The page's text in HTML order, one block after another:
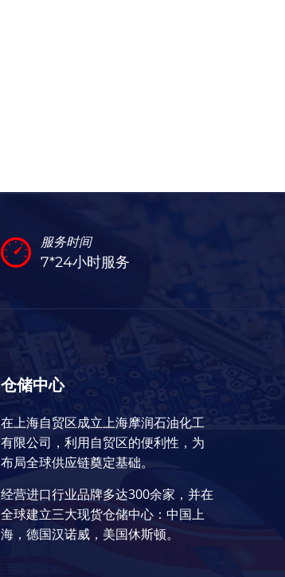
服务时间
7*24小时服务
仓储中心
在上海自贸区成立上海摩润石油化工
有限公司，利用自贸区的便利性，为
布局全球供应链奠定基础。
经营进口行业品牌多达300余家，并在
全球建立三大现货仓储中心：中国上
海，德国汉诺威，美国休斯顿。